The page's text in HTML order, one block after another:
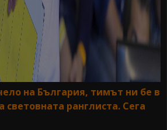
на България, тимът ни бе в
световната ранглиста. Сега